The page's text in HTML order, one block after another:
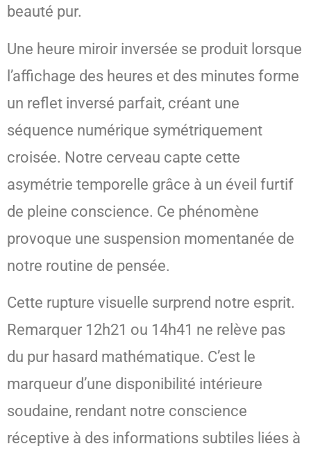
beauté pur.
Une heure miroir inversée se produit lorsque
l’affichage des heures et des minutes forme
un reflet inversé parfait, créant une
séquence numérique symétriquement
croisée. Notre cerveau capte cette
asymétrie temporelle grâce à un éveil furtif
de pleine conscience. Ce phénomène
provoque une suspension momentanée de
notre routine de pensée.
Cette rupture visuelle surprend notre esprit.
Remarquer 12h21 ou 14h41 ne relève pas
du pur hasard mathématique. C’est le
marqueur d’une disponibilité intérieure
soudaine, rendant notre conscience
réceptive à des informations subtiles liées à